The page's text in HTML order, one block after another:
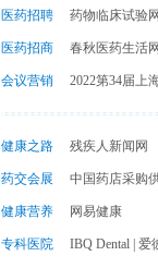
医药招聘 药物临床试验
医药招商 春秋医药生活
会议营销 2022第34届上
健康之路 残疾人新闻网
药交会展 中国药店采购
健康营养 网易健康
专科医院 IBQ Dental | 爱